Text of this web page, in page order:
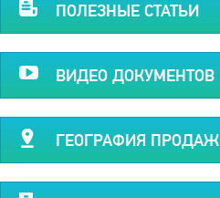
ПОЛЕЗНЫЕ СТАТЬИ
ВИДЕО ДОКУМЕНТОВ
ГЕОГРАФИЯ ПРОДАЖ